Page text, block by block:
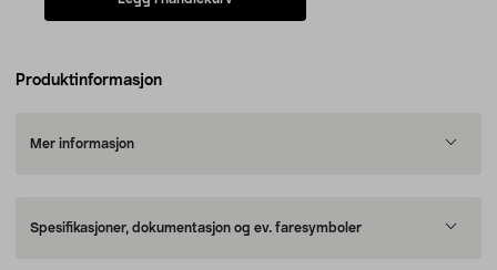
Produktinformasjon
Mer informasjon
Spesifikasjoner, dokumentasjon og ev. faresymboler